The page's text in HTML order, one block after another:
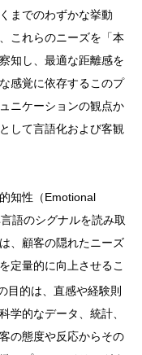
までのわずかな挙動
これらのニーズを「本
知し、最適な距離感を
感覚に依存するこのプ
ニケーションの観点か
して言語化および客観
知性（Emotional
語のシグナルを読み取
、顧客の隠れたニーズ
定量的に向上させるこ
目的は、直感や経験則
学的なデータ、統計、
の態度や反応からその